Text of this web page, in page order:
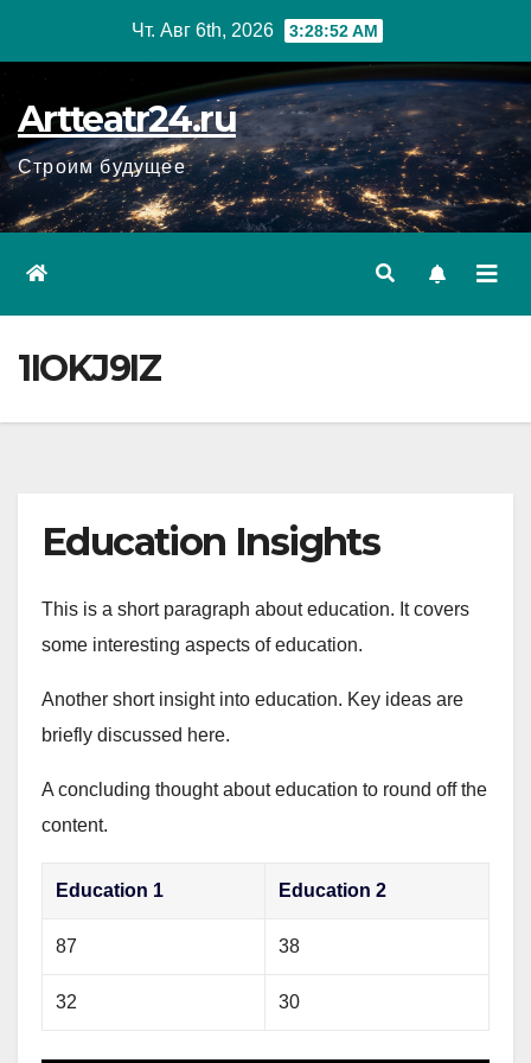
Чт. Авг 6th, 2026 3:28:53 AM
Artteatr24.ru
Строим будущее
1IOKJ9IZ
Education Insights
This is a short paragraph about education. It covers
some interesting aspects of education.
Another short insight into education. Key ideas are
briefly discussed here.
A concluding thought about education to round off the
content.
Education 1 Education 2
87 38
32 30